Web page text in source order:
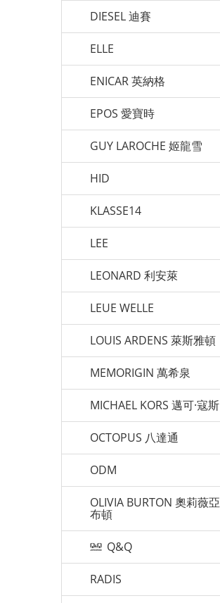
DIESEL 迪賽
ELLE
ENICAR 英納格
EPOS 愛寶時
GUY LAROCHE 姬龍雪
HID
KLASSE14
LEE
LEONARD 利安萊
LEUE WELLE
LOUIS ARDENS 萊斯雅頓
MEMORIGIN 萬希泉
MICHAEL KORS 邁可·寇斯
OCTOPUS 八達通
ODM
OLIVIA BURTON 奧莉薇亞
布頓
Q&Q
RADIS